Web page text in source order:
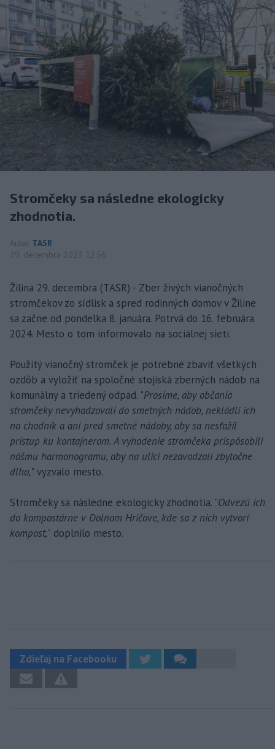
Stromčeky sa následne ekologicky
zhodnotia.
Autor TASR
29. decembra 2023 12:56
Žilina 29. decembra (TASR) - Zber živých vianočných
stromčekov zo sídlisk a spred rodinných domov v Žiline
sa začne od pondelka 8. januára. Potrvá do 16. februára
2024. Mesto o tom informovalo na sociálnej sieti.
Použitý vianočný stromček je potrebné zbaviť všetkých
ozdôb a vyložiť na spoločné stojiská zberných nádob na
komunálny a triedený odpad. "Prosíme, aby občania
stromčeky nevyhadzovali do smetných nádob, nekládli ich
na chodník a ani pred smetné nádoby, aby sa nesťažil
prístup ku kontajnerom. A vyhodenie stromčeka prispôsobili
nášmu harmonogramu, aby na ulici nezavadzali zbytočne
dlho," vyzvalo mesto.
Stromčeky sa následne ekologicky zhodnotia. "Odvezú ich
do kompostárne v Dolnom Hričove, kde sa z nich vytvorí
kompost," doplnilo mesto.
Zdieľaj na Facebooku